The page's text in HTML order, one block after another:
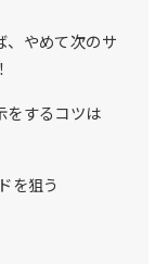
、やめて次のサ
をするコツは
を狙う